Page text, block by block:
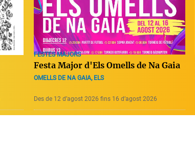
FESTES MAJORS
Festa Major d'Els Omells de Na Gaia
OMELLS DE NA GAIA, ELS
Des de 12 d’agost 2026 fins 16 d’agost 2026